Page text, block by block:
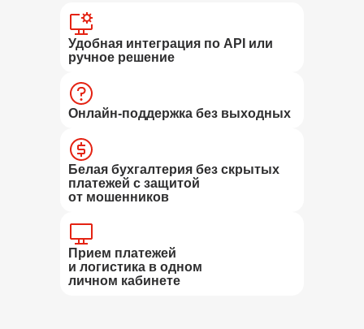
Удобная интеграция по API или
ручное решение
Онлайн-поддержка без выходных
Белая бухгалтерия без скрытых
платежей с защитой
от мошенников
Прием платежей
и логистика в одном
личном кабинете